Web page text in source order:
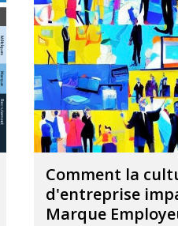
Comment la
d'entreprise
Marque